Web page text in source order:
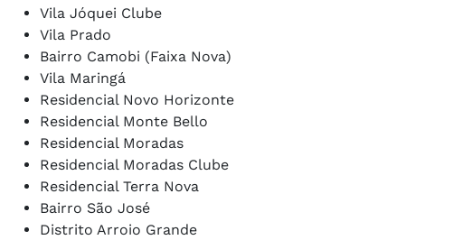
Vila Jóquei Clube
Vila Prado
Bairro Camobi (Faixa Nova)
Vila Maringá
Residencial Novo Horizonte
Residencial Monte Bello
Residencial Moradas
Residencial Moradas Clube
Residencial Terra Nova
Bairro São José
Distrito Arroio Grande